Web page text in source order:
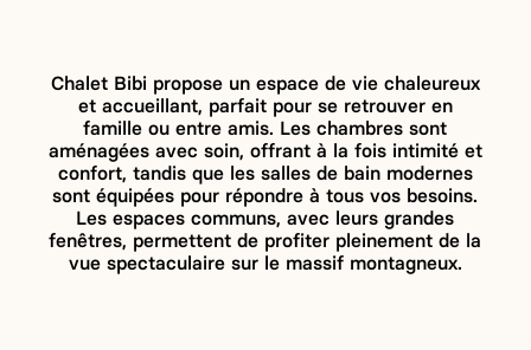
Chalet Bibi propose un espace de vie chaleureux
et accueillant, parfait pour se retrouver en
famille ou entre amis. Les chambres sont
aménagées avec soin, offrant à la fois intimité et
confort, tandis que les salles de bain modernes
sont équipées pour répondre à tous vos besoins.
Les espaces communs, avec leurs grandes
fenêtres, permettent de profiter pleinement de la
vue spectaculaire sur le massif montagneux.